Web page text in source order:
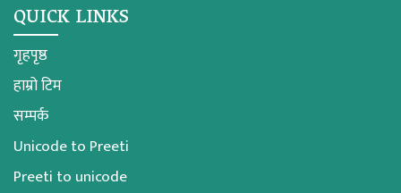
QUICK LINKS
गृहपृष्ठ
हाम्रो टिम
सम्पर्क
Unicode to Preeti
Preeti to unicode